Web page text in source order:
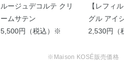
ルージュデコルテ クリ
ームサテン
5,500円（税込）※
【レフィ
グル アイ
ト
2,530円（
※Maison KOSÉ販売価格